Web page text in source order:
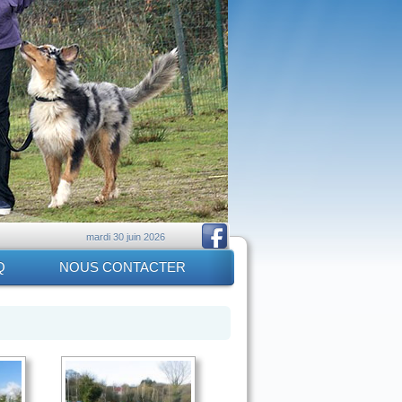
mardi 30 juin 2026
NOUS CONTACTER